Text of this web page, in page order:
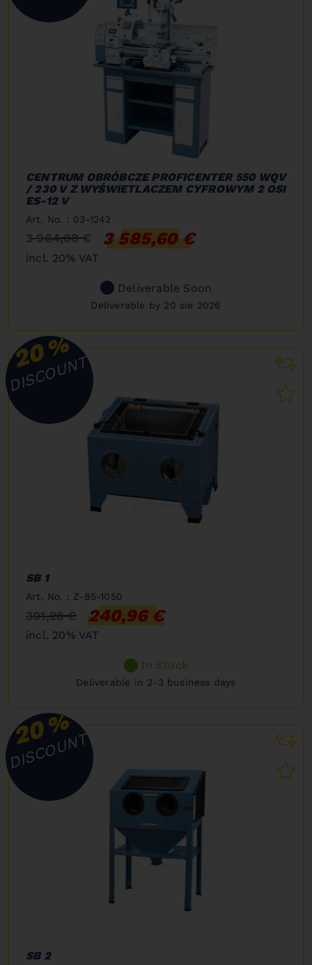
CENTRUM OBRÓBCZE PROFICENTER 550 WQV
/ 230 V Z WYŚWIETLACZEM CYFROWYM 2 OSI
ES-12 V
Art. No. : 03-1242
3 984,00 € 3 585,60 €
incl. 20% VAT
Deliverable Soon
Deliverable by 20 sie 2026
20%
DISCOUNT
SB 1
Art. No. : Z-85-1050
301,20 € 240,96 €
incl. 20% VAT
In Stock
Deliverable in 2-3 business days
20%
DISCOUNT
SB 2